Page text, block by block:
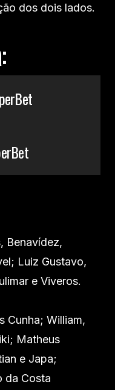
dos dois lados.
Benavídez,
Luiz Gustavo,
e Viveros.
Cunha; William,
Matheus
e Japa;
da Costa